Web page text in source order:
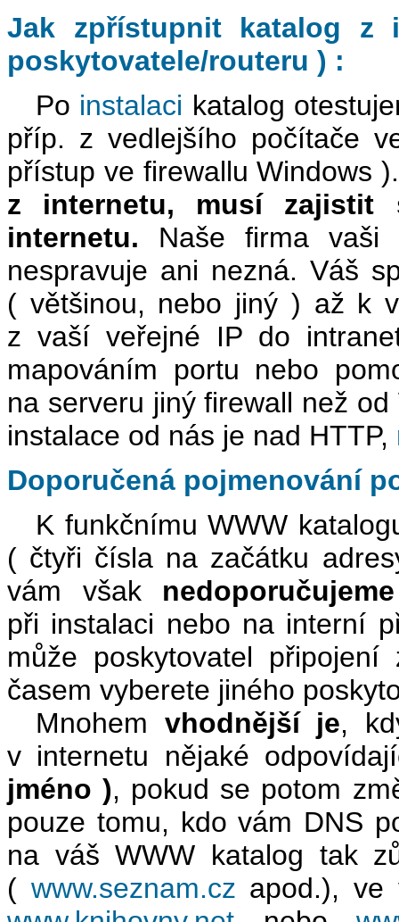
Jak zpřístupnit katalog z
poskytovatele/routeru ) :
Po instalaci katalog
příp. z vedlejšího počítače
přístup ve firewallu Windows
z internetu, musí zajistit
internetu. Naše firma vaši
nespravuje ani nezná. Váš
( většinou, nebo jiný ) až k
z vaší veřejné IP do
mapováním portu nebo
na serveru jiný firewall než
instalace od nás je nad HTTP,
Doporučená pojmenování
K funkčnímu WWW
( čtyři čísla na začátku
vám však nedoporučujeme
při instalaci nebo na interní
může poskytovatel
časem vyberete jiného
Mnohem vhodnější je,
v internetu nějaké
jméno ), pokud se potom
pouze tomu, kdo vám DNS
na váš WWW katalog tak
( www.seznam.cz apod.), ve